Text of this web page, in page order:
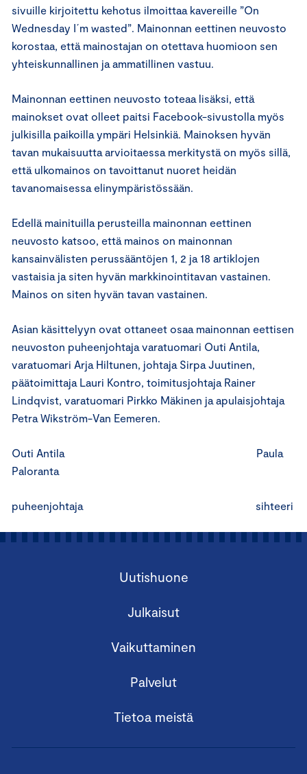
sivuille kirjoitettu kehotus ilmoittaa kavereille ”On
Wednesday I´m wasted”. Mainonnan eettinen neuvosto
korostaa, että mainostajan on otettava huomioon sen
yhteiskunnallinen ja ammatillinen vastuu.
Mainonnan eettinen neuvosto toteaa lisäksi, että
mainokset ovat olleet paitsi Facebook-sivustolla myös
julkisilla paikoilla ympäri Helsinkiä. Mainoksen hyvän
tavan mukaisuutta arvioitaessa merkitystä on myös sillä,
että ulkomainos on tavoittanut nuoret heidän
tavanomaisessa elinympäristössään.
Edellä mainituilla perusteilla mainonnan eettinen
neuvosto katsoo, että mainos on mainonnan
kansainvälisten perussääntöjen 1, 2 ja 18 artiklojen
vastaisia ja siten hyvän markkinointitavan vastainen.
Mainos on siten hyvän tavan vastainen.
Asian käsittelyyn ovat ottaneet osaa mainonnan eettisen
neuvoston puheenjohtaja varatuomari Outi Antila,
varatuomari Arja Hiltunen, johtaja Sirpa Juutinen,
päätoimittaja Lauri Kontro, toimitusjohtaja Rainer
Lindqvist, varatuomari Pirkko Mäkinen ja apulaisjohtaja
Petra Wikström-Van Eemeren.
Outi Antila Paula
Paloranta
puheenjohtaja sihteeri
Uutishuone
Julkaisut
Vaikuttaminen
Palvelut
Tietoa meistä